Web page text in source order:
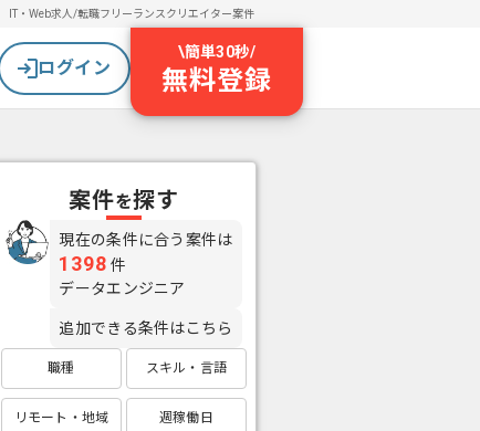
IT・Web求人/転職フリーランスクリエイター案件
ログイン
\簡単30秒/
無料登録
案件を探す
現在の条件に合う案件は
1398 件
データエンジニア
追加できる条件はこちら
職種 スキル・言語
リモート・地域 週稼働日